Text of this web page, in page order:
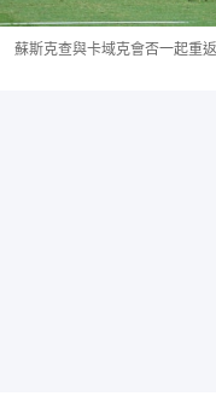
蘇斯克查與卡域克會否一起重